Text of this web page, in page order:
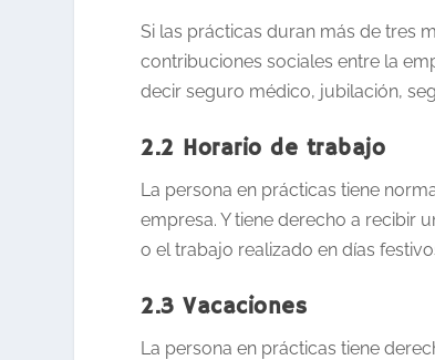
Si las prácticas duran más de tres
contribuciones sociales entre la
decir seguro médico, jubilación,
2.2 Horario de trabajo
La persona en prácticas tiene
empresa. Y tiene derecho a recibir
o el trabajo realizado en días
2.3 Vacaciones
La persona en prácticas tiene